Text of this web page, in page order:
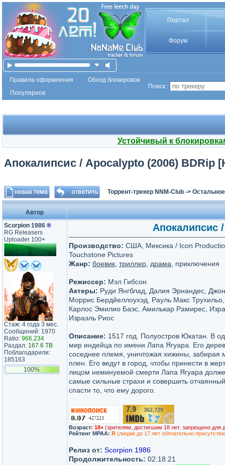
Портал
Форум
Правила оформления
Обход блокировок
Популярное
Поиск :
Устойчивый к
Апокалипсис / Apocalypto (2006) BDRip
Торрент-трекер NNM-Club -> Остальное
Автор
Scorpion 1986 ®
RG Releasers
Uploader 100+
Стаж: 4 года 3 мес.
Сообщений: 1970
Ratio: 966.234
Раздал: 167.6 TB
Поблагодарили:
185163
100%
Апокалипсис
Производство: США, Мексика / Icon
Touchstone Pictures
Жанр: боевик триллер драма , приключения
Режиссер: Мэл Гибсон
Актеры: Руди Янгблад, Далия Эрнандес,
Моррис Бердйеллоухэд, Рауль Макс
Карлос Эмилио Баэс, Амилькар Рамирес,
Израэль Риос
Описание: 1517 год. Полуостров Юкатан. В
мир индейца по имени Лапа Ягуара. Его
соседнее племя, уничтожая хижины, забирая
плен. Его ведут в город, чтобы принести в
лицом неминуемой смерти Лапа Ягуара
самые сильные страхи и совершить
спасти то, что ему дорого.
7.9 362,729
Возраст: 18+ (зрителям, достигшим 18 лет. запрещено для
Рейтинг MPAA: R (лицам до 17 лет обязательно
Релиз от: Scorpion 1986
Продолжительность: 02:18:21